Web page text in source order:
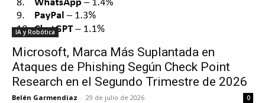
IA y Robótica
Microsoft, Marca Más Suplantada en
Ataques de Phishing Según Check Point
Research en el Segundo Trimestre de 2026
Belén Garmendiaz - 29 de julio de 2026 0